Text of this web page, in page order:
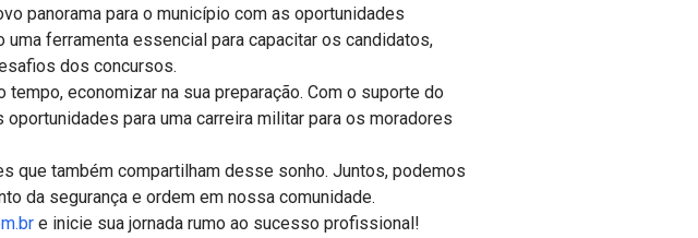
panorama para o município com as oportunidades
ferramenta essencial para capacitar os candidatos,
dos concursos.
economizar na sua preparação. Com o suporte do
para uma carreira militar para os moradores
também compartilham desse sonho. Juntos, podemos
da segurança e ordem em nossa comunidade.
e inicie sua jornada rumo ao sucesso profissional!